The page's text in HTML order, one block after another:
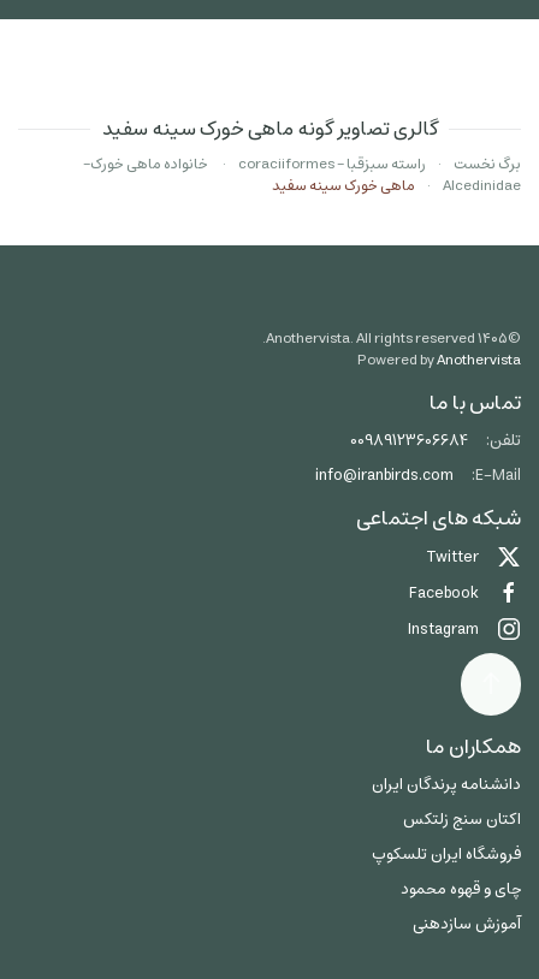
گالری تصاویر گونه ماهی خورک سینه سفید
برگ نخست راسته سبزقبا - coraciiformes
خانواده ماهی خورک-
Alcedinidae
ماهی خورک سینه سفید
©۱۴۰۵
Powered byAnothervista
تماس با ما
تلفن:
00989123606684
E-Mail:
info@iranbirds.com
شبکه های اجتماعی
Twitter
Facebook
Instagram
همکاران ما
دانشنامه پرندگان ایران
اکتان سنج زلتکس
فروشگاه ایران تلسکوپ
چای و قهوه محمود
آموزش سازدهنی